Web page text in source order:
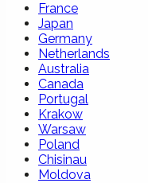
France
Japan
Germany
Netherlands
Australia
Canada
Portugal
Krakow
Warsaw
Poland
Chisinau
Moldova